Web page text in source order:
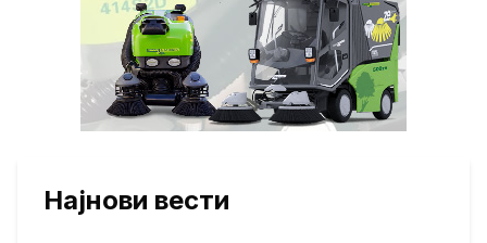
Најнови вести